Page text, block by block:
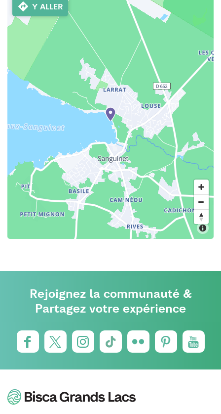
Y ALLER
Rejoignez la communauté &
Partagez votre expérience